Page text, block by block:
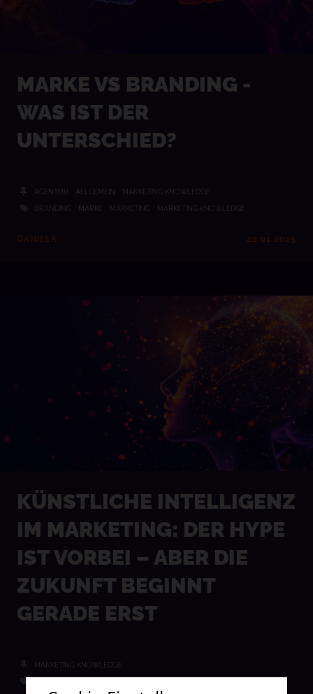
MARKE VS BRANDING -
WAS IST DER
UNTERSCHIED?
AGENTUR ALLGEMEIN MARKETING KNOWLEDGE
BRANDING MARKE MARKETING MARKETING KNOWLEDGE
DANIELA 22.01.2025
KÜNSTLICHE INTELLIGENZ
IM MARKETING: DER HYPE
IST VORBEI – ABER DIE
ZUKUNFT BEGINNT
GERADE ERST
MARKETING KNOWLEDGE